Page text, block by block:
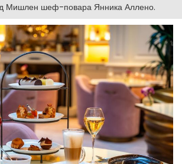
Мишлен шеф-повара Янника Аллено.